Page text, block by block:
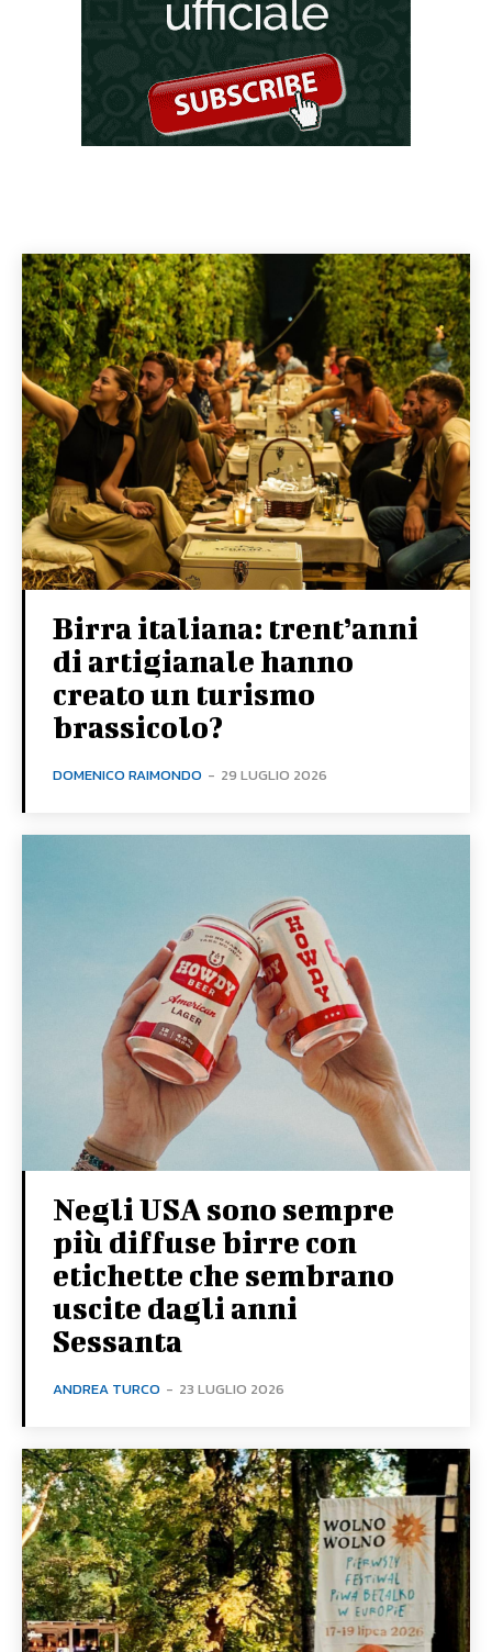
Birra italiana: trent’anni
di artigianale hanno
creato un turismo
brassicolo?
DOMENICO RAIMONDO - 29 LUGLIO 2026
Negli USA sono sempre
più diffuse birre con
etichette che sembrano
uscite dagli anni
Sessanta
ANDREA TURCO - 23 LUGLIO 2026